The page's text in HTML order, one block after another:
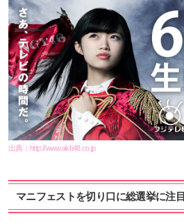
出典：http://www.akb48.co.jp
マニフェストを切り口に総選挙に注目